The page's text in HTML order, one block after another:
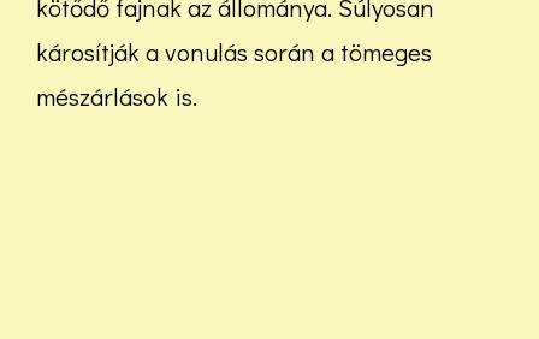
kötődő fajnak az állománya. Súlyosan
károsítják a vonulás során a tömeges
mészárlások is.